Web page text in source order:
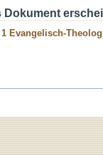
Dokument
1 Evangelisch-